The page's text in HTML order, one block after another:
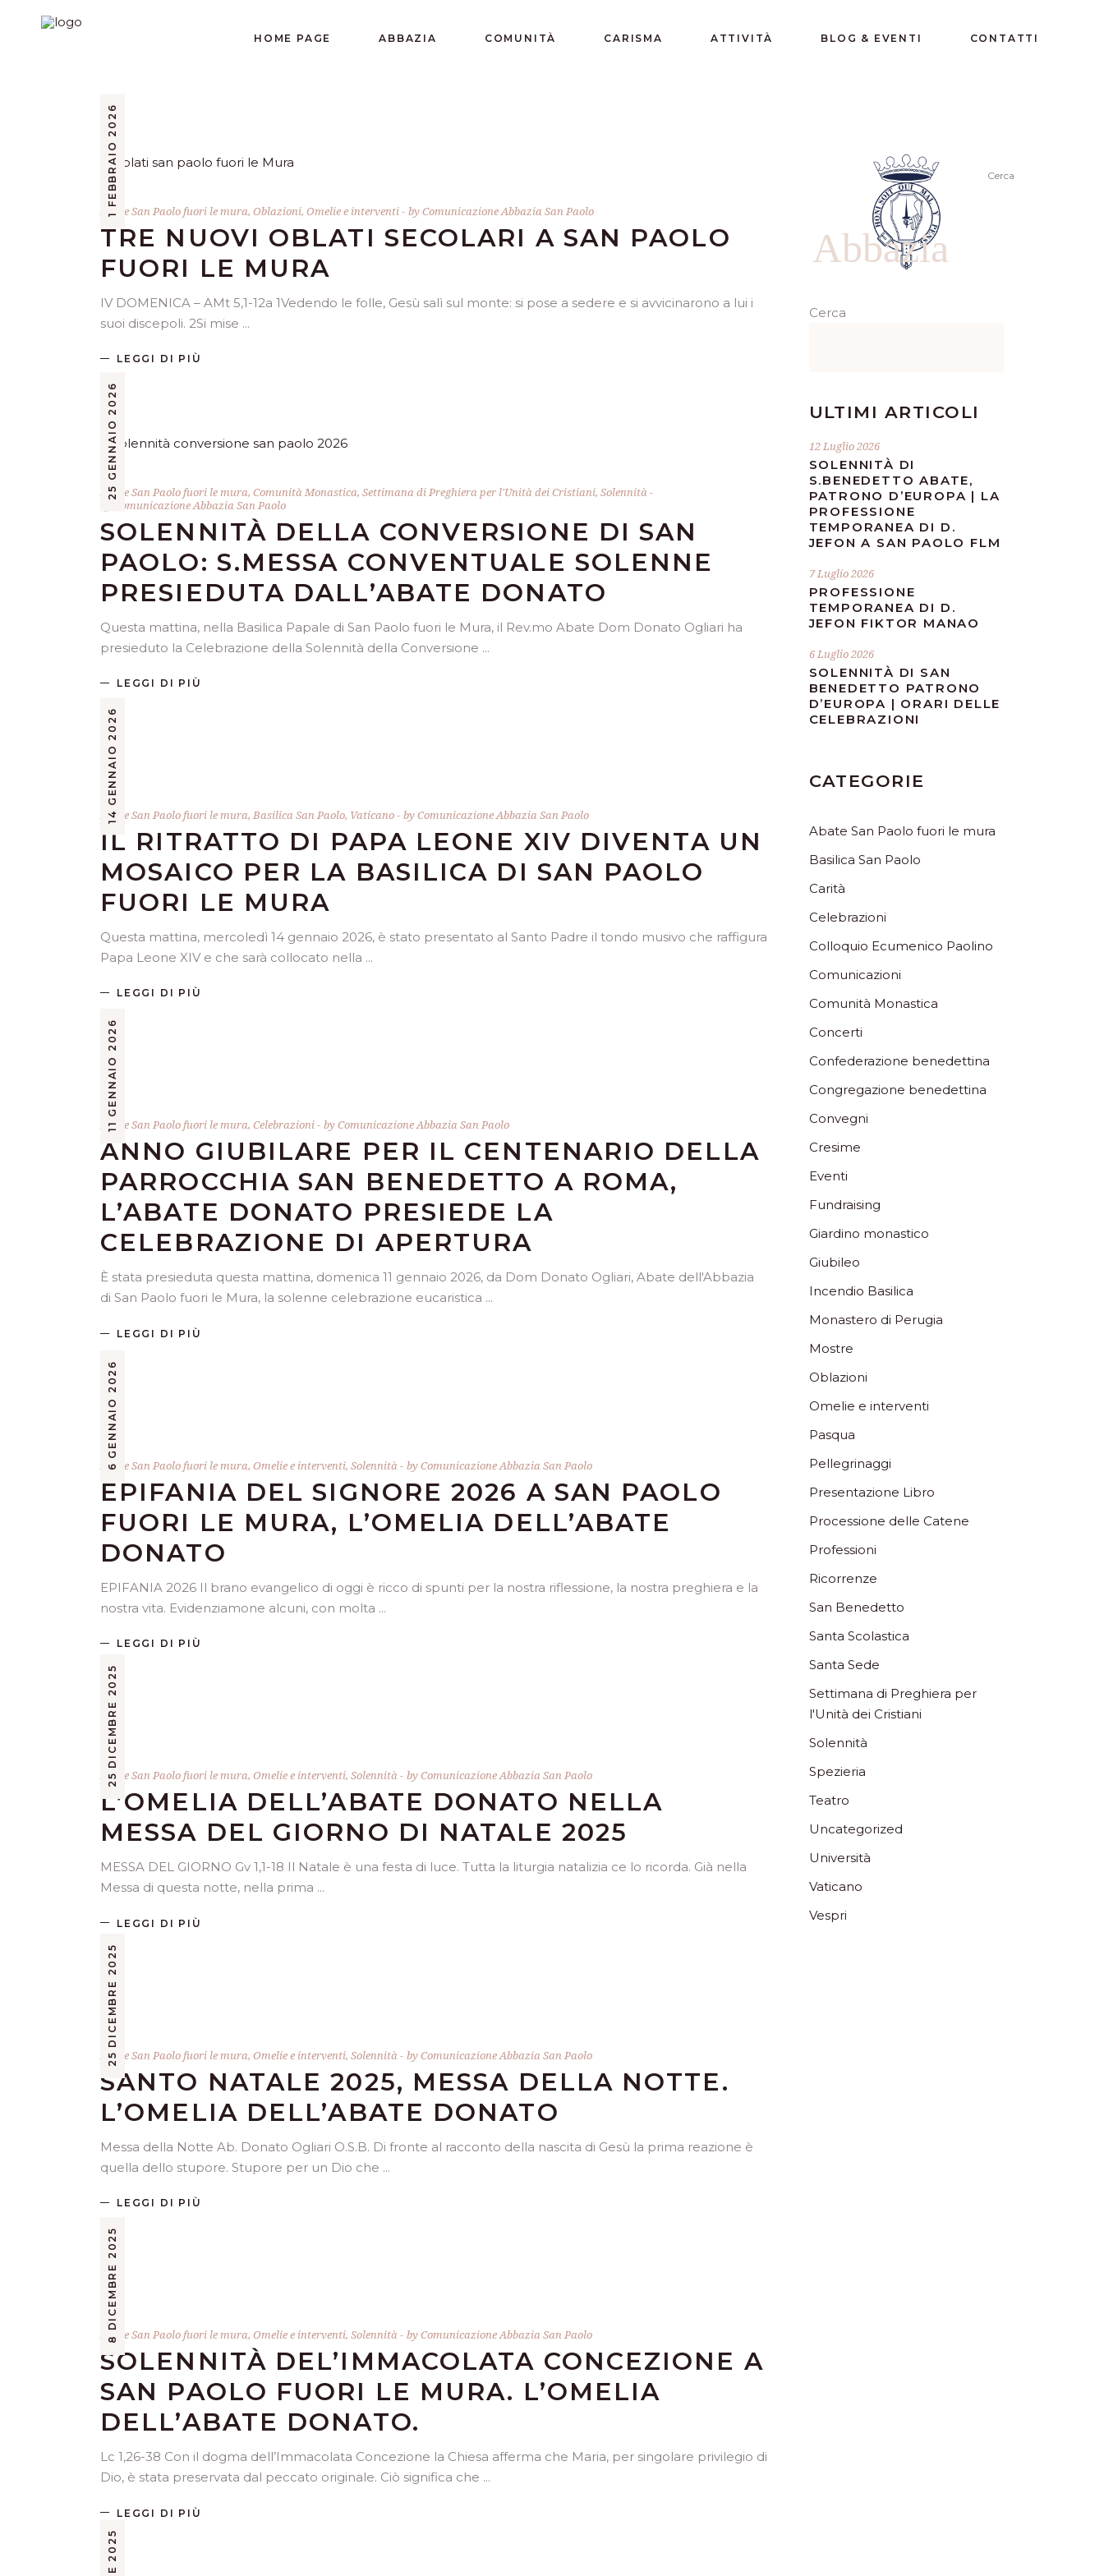
HOME PAGE ABBAZIA COMUNITÀ CARISMA ATTIVITÀ BLOG & EVENTI CONTATTI
1 FEBBRAIO 2026
Abate San Paolo fuori le mura, Oblazioni, Omelie e interventi byComunicazione Abbazia San Paolo
TRE NUOVI OBLATI SECOLARI A SAN PAOLO
FUORI LE MURA
IV DOMENICA – AMt 5,1-12a 1Vedendo le folle, Gesù salì sul monte: si pose a sedere e si avvicinarono a lui i
suoi discepoli. 2Si mise
LEGGI DI PIÙ
25 GENNAIO 2026
Abate San Paolo fuori le mura, Comunità Monastica, Settimana di Preghiera per l'Unità dei Cristiani, Solennità
Comunicazione Abbazia San Paolo
SOLENNITÀ DELLA CONVERSIONE DI SAN
PAOLO: S.MESSA CONVENTUALE SOLENNE
PRESIEDUTA DALL’ABATE DONATO
Questa mattina, nella Basilica Papale di San Paolo fuori le Mura, il Rev.mo Abate Dom Donato Ogliari ha
presieduto la Celebrazione della Solennità della Conversione
LEGGI DI PIÙ
14 GENNAIO 2026
Abate San Paolo fuori le mura, Basilica San Paolo, Vaticano byComunicazione Abbazia San Paolo
IL RITRATTO DI PAPA LEONE XIV DIVENTA UN
MOSAICO PER LA BASILICA DI SAN PAOLO
FUORI LE MURA
Questa mattina, mercoledì 14 gennaio 2026, è stato presentato al Santo Padre il tondo musivo che raffigura
Papa Leone XIV e che sarà collocato nella
LEGGI DI PIÙ
11 GENNAIO 2026
Abate San Paolo fuori le mura, Celebrazioni byComunicazione Abbazia San Paolo
ANNO GIUBILARE PER IL CENTENARIO DELLA
PARROCCHIA SAN BENEDETTO A ROMA,
L’ABATE DONATO PRESIEDE LA
CELEBRAZIONE DI APERTURA
È stata presieduta questa mattina, domenica 11 gennaio 2026, da Dom Donato Ogliari, Abate dell'Abbazia
di San Paolo fuori le Mura, la solenne celebrazione eucaristica
LEGGI DI PIÙ
6 GENNAIO 2026
Abate San Paolo fuori le mura, Omelie e interventi, Solennità byComunicazione Abbazia San Paolo
EPIFANIA DEL SIGNORE 2026 A SAN PAOLO
FUORI LE MURA, L’OMELIA DELL’ABATE
DONATO
EPIFANIA 2026 Il brano evangelico di oggi è ricco di spunti per la nostra riflessione, la nostra preghiera e la
nostra vita. Evidenziamone alcuni, con molta
LEGGI DI PIÙ
25 DICEMBRE 2025
Abate San Paolo fuori le mura, Omelie e interventi, Solennità byComunicazione Abbazia San Paolo
L’OMELIA DELL’ABATE DONATO NELLA
MESSA DEL GIORNO DI NATALE 2025
MESSA DEL GIORNO Gv 1,1-18 Il Natale è una festa di luce. Tutta la liturgia natalizia ce lo ricorda. Già nella
Messa di questa notte, nella prima
LEGGI DI PIÙ
25 DICEMBRE 2025
Abate San Paolo fuori le mura, Omelie e interventi, Solennità byComunicazione Abbazia San Paolo
SANTO NATALE 2025, MESSA DELLA NOTTE.
L’OMELIA DELL’ABATE DONATO
Messa della Notte Ab. Donato Ogliari O.S.B. Di fronte al racconto della nascita di Gesù la prima reazione è
quella dello stupore. Stupore per un Dio che
LEGGI DI PIÙ
8 DICEMBRE 2025
Abate San Paolo fuori le mura, Omelie e interventi, Solennità byComunicazione Abbazia San Paolo
SOLENNITÀ DEL’IMMACOLATA CONCEZIONE A
SAN PAOLO FUORI LE MURA. L’OMELIA
DELL’ABATE DONATO.
Lc 1,26-38 Con il dogma dell’Immacolata Concezione la Chiesa afferma che Maria, per singolare privilegio di
Dio, è stata preservata dal peccato originale. Ciò significa che
LEGGI DI PIÙ
Abbazia
Cerca
Cerca
ULTIMI ARTICOLI
12 Luglio 2026
SOLENNITÀ DI
S.BENEDETTO ABATE,
PATRONO D’EUROPA | LA
PROFESSIONE
TEMPORANEA DI D.
JEFON A SAN PAOLO FLM
7 Luglio 2026
PROFESSIONE
TEMPORANEA DI D.
JEFON FIKTOR MANAO
6 Luglio 2026
SOLENNITÀ DI SAN
BENEDETTO PATRONO
D’EUROPA | ORARI DELLE
CELEBRAZIONI
CATEGORIE
Abate San Paolo fuori le mura
Basilica San Paolo
Carità
Celebrazioni
Colloquio Ecumenico Paolino
Comunicazioni
Comunità Monastica
Concerti
Confederazione benedettina
Congregazione benedettina
Convegni
Cresime
Eventi
Fundraising
Giardino monastico
Giubileo
Incendio Basilica
Monastero di Perugia
Mostre
Oblazioni
Omelie e interventi
Pasqua
Pellegrinaggi
Presentazione Libro
Processione delle Catene
Professioni
Ricorrenze
San Benedetto
Santa Scolastica
Santa Sede
Settimana di Preghiera per
l'Unità dei Cristiani
Solennità
Spezieria
Teatro
Uncategorized
Università
Vaticano
Vespri